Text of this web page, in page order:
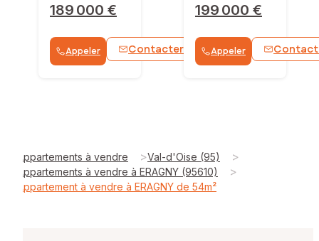
189 000 €
Appeler Contacter WhatsApp
199 000 €
Appeler
Appartements à vendre >Val-d'Oise (95) >
Appartements à vendre à ERAGNY (95610) >
Appartement à vendre à ERAGNY de 54m²